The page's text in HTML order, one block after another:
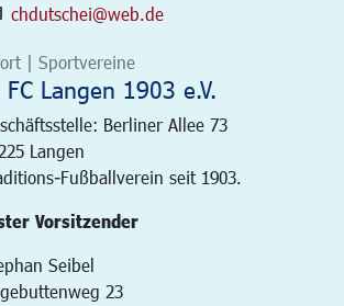
chdutschei@web.de
| Sportvereine
FC Langen 1903 e.V.
Berliner Allee 73
Langen
Fußballverein seit 1903.
Vorsitzender
Seibel
23